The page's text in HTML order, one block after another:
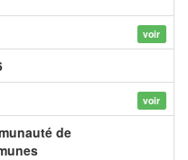
voir
voir
de